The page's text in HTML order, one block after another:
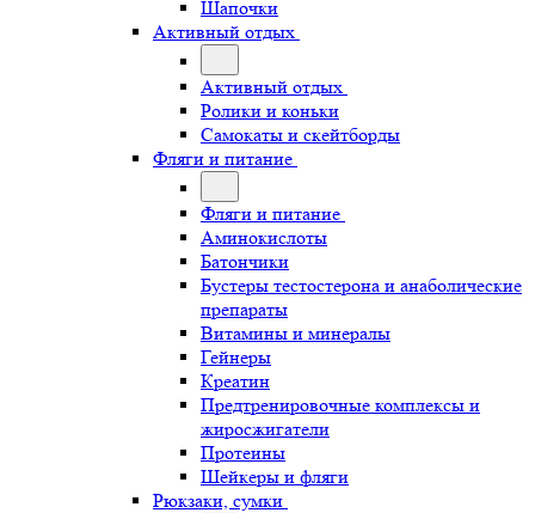
Шапочки
Активный отдых
Активный отдых
Ролики и коньки
Самокаты и скейтборды
Фляги и питание
Фляги и питание
Аминокислоты
Батончики
Бустеры тестостерона и анаболические
препараты
Витамины и минералы
Гейнеры
Креатин
Предтренировочные комплексы и
жиросжигатели
Протеины
Шейкеры и фляги
Рюкзаки, сумки